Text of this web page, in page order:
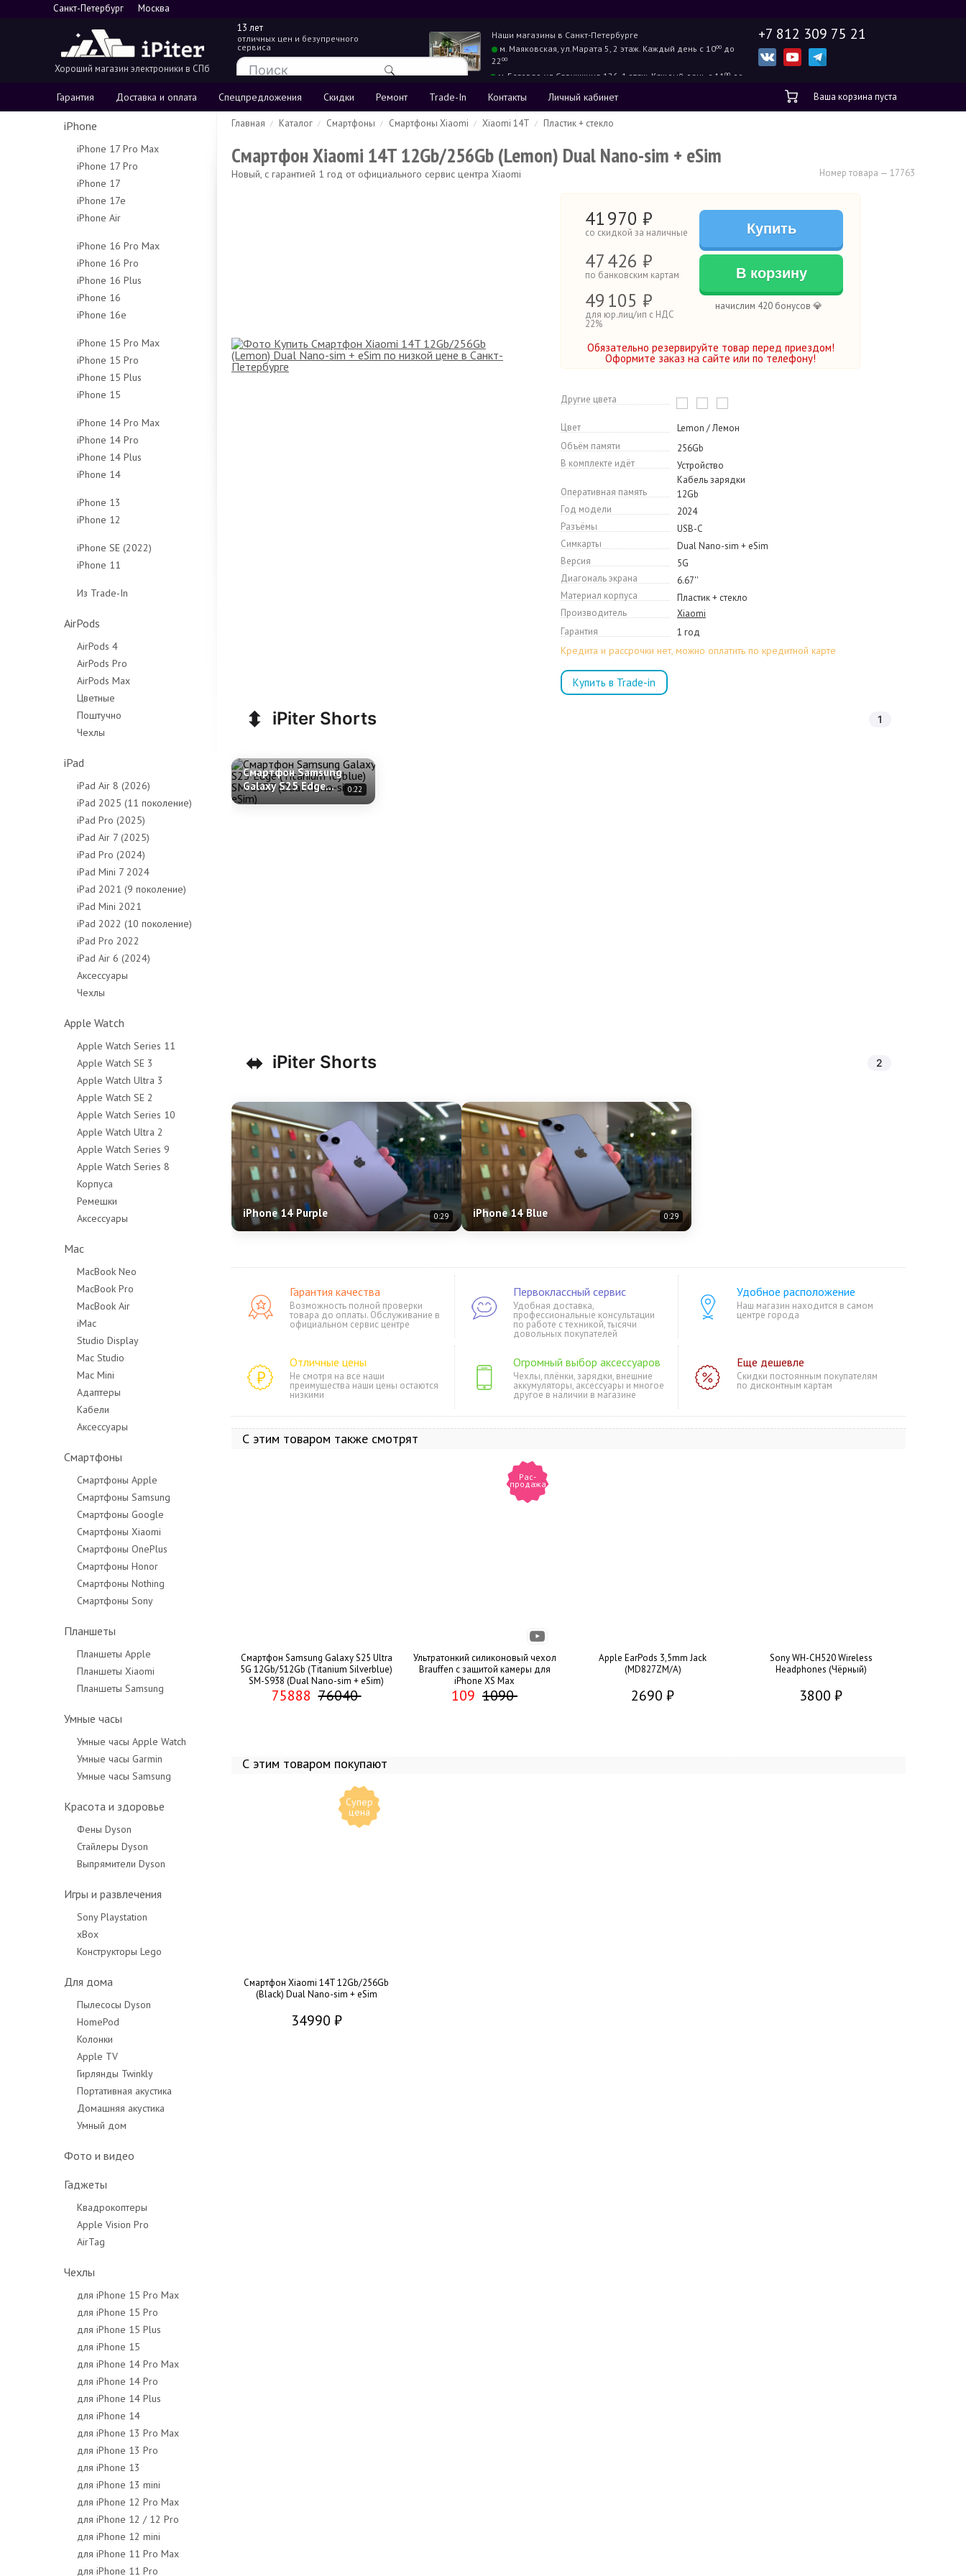
Санкт-Петербург Москва
Хороший магазин электроники в СПб
+7 812 309 75 21
Наши магазины в Санкт-Петербурге
м. Маяковская, ул.Марата 5, 2 этаж. Каждый день с 1000 до
2200
м. Беговая, ул.Савушкина 126, 1 этаж. Каждый день с 11 00 до
13 лет
отличных цен и безупречного
сервиса
Гарантия Доставка и оплата Спецпредложения Скидки Ремонт Trade-In Контакты Личный кабинет Ваша корзина пуста
iPhone
iPhone 17 Pro Max
256Gb
512Gb
1Tb
2Tb
iPhone 17 Pro
256Gb
512Gb
1Tb
iPhone 17
256Gb
512Gb
iPhone 17e
256Gb
iPhone Air
iPhone 16 Pro Max
256Gb
512Gb
1Tb
Чехлы
iPhone 16 Pro
128Gb
256Gb
512Gb
Чехлы
iPhone 16 Plus
128Gb
256Gb
Чехлы
iPhone 16
128Gb
Чехлы
iPhone 16e
Чехлы
iPhone 15 Pro Max
256Gb
512Gb
1Tb
Чехлы
iPhone 15 Pro
128Gb
256Gb
Чехлы
iPhone 15 Plus
128Gb
Чехлы
iPhone 15
Чехлы
iPhone 14 Pro Max
128Gb
256Gb
512Gb
Чехлы
iPhone 14 Pro
128Gb
256Gb
iPhone 14 Plus
128Gb
iPhone 14
Чехлы
iPhone 13
128Gb
iPhone 12
Чехлы
iPhone SE (2022)
64Gb
Чехлы
Защитные стёкла
iPhone 11
Чехлы
Из Trade-In
AirPods
AirPods 4
AirPods Pro
AirPods Max
Цветные
Поштучно
Чехлы
iPad
iPad Air 8 (2026)
iPad 2025 (11 поколение)
iPad Pro (2025)
iPad Air 7 (2025)
iPad Pro (2024)
iPad Mini 7 2024
iPad 2021 (9 поколение)
iPad Mini 2021
iPad 2022 (10 поколение)
iPad Pro 2022
iPad Air 6 (2024)
Аксессуары
Чехлы
Apple Watch
Apple Watch Series 11
Apple Watch SE 3
Apple Watch Ultra 3
Apple Watch SE 2
Apple Watch Series 10
Apple Watch Ultra 2
Apple Watch Series 9
Apple Watch Series 8
Корпуса
Ремешки
Аксессуары
Mac
MacBook Neo
MacBook Pro
MacBook Pro 14"
MacBook Pro 16"
MacBook Air
iMac
Studio Display
Mac Studio
Mac Mini
Адаптеры
Кабели
Аксессуары
Смартфоны
Смартфоны Apple
Смартфоны Samsung
Смартфоны Google
Смартфоны Xiaomi
Смартфоны OnePlus
Смартфоны Honor
Смартфоны Nothing
Смартфоны Sony
Планшеты
Планшеты Apple
Планшеты Xiaomi
Планшеты Samsung
Умные часы
Умные часы Apple Watch
Умные часы Garmin
Умные часы Samsung
Красота и здоровье
Фены Dyson
Стайлеры Dyson
Выпрямители Dyson
Игры и развлечения
Sony Playstation
xBox
Конструкторы Lego
Для дома
Пылесосы Dyson
HomePod
Колонки
Apple TV
Гирлянды Twinkly
Портативная акустика
Домашняя акустика
Умный дом
Фото и видео
Гаджеты
Квадрокоптеры
Apple Vision Pro
AirTag
Чехлы
для iPhone 15 Pro Max
для iPhone 15 Pro
для iPhone 15 Plus
для iPhone 15
для iPhone 14 Pro Max
для iPhone 14 Pro
для iPhone 14 Plus
для iPhone 14
для iPhone 13 Pro Max
для iPhone 13 Pro
для iPhone 13
для iPhone 13 mini
для iPhone 12 Pro Max
для iPhone 12 / 12 Pro
для iPhone 12 mini
для iPhone 11 Pro Max
для iPhone 11 Pro
Главная Каталог Смартфоны Смартфоны Xiaomi Xiaomi 14T Пластик + стекло
Смартфон Xiaomi 14T 12Gb/256Gb (Lemon) Dual Nano-sim + eSim
Новый, с гарантией 1 год от официального сервис центра Xiaomi Номер товара — 17763
41970 ₽
со скидкой за наличные
47426 ₽
по банковским картам
49 105 ₽
для юр.лиц/ип с НДС
22%
Купить
В корзину
начислим 420 бонусов 💎
Обязательно резервируйте товар перед приездом!
Оформите заказ на сайте или по телефону!
Другие цвета
Цвет
Lemon / Лемон
Объём памяти
256Gb
В комплекте идёт
Устройство
Кабель зарядки
Оперативная память
12Gb
Год модели
2024
Разъёмы
USB-C
Симкарты
Dual Nano-sim + eSim
Версия
5G
Диагональ экрана
6.67''
Материал корпуса
Пластик + стекло
Производитель
Xiaomi
Гарантия
1 год
Кредита и рассрочки нет, можно оплатить по кредитной карте
Купить в Trade-in
⬍ iPiter Shorts 1
Смартфон Samsung
Galaxy S25 Edge
(Titanium Icyblue) SM-
0:22
⬌ iPiter Shorts 2
iPhone 14 Purple 0:29 iPhone 14 Blue 0:29
Гарантия качества
Возможность полной проверки
товара до оплаты. Обслуживание в
официальном сервис центре
Первоклассный сервис
Удобная доставка,
профессиональные консультации
по работе с техникой, тысячи
довольных покупателей
Удобное расположение
Наш магазин находится в самом
центре города
Отличные цены
Не смотря на все наши
преимущества наши цены остаются
низкими
Огромный выбор аксессуаров
Чехлы, плёнки, зарядки, внешние
аккумуляторы, аксессуары и многое
другое в наличии в магазине
Еще дешевле
Скидки постоянным покупателям
по дисконтным картам
С этим товаром также смотрят
Смартфон Samsung Galaxy S25 Ultra
5G 12Gb/512Gb (Titanium Silverblue)
SM-S938 (Dual Nano-sim + eSim)
75888 76040
Рас-
продажа
Ультратонкий силиконовый чехол
Brauffen с защитой камеры для
iPhone XS Max
109 1090
Apple EarPods 3,5mm Jack
(MD827ZM/A)
2690 ₽
Sony WH-CH520 Wireless
Headphones (Чёрный)
3800 ₽
С этим товаром покупают
Супер
цена
Смартфон Xiaomi 14T 12Gb/256Gb
(Black) Dual Nano-sim + eSim
34990 ₽